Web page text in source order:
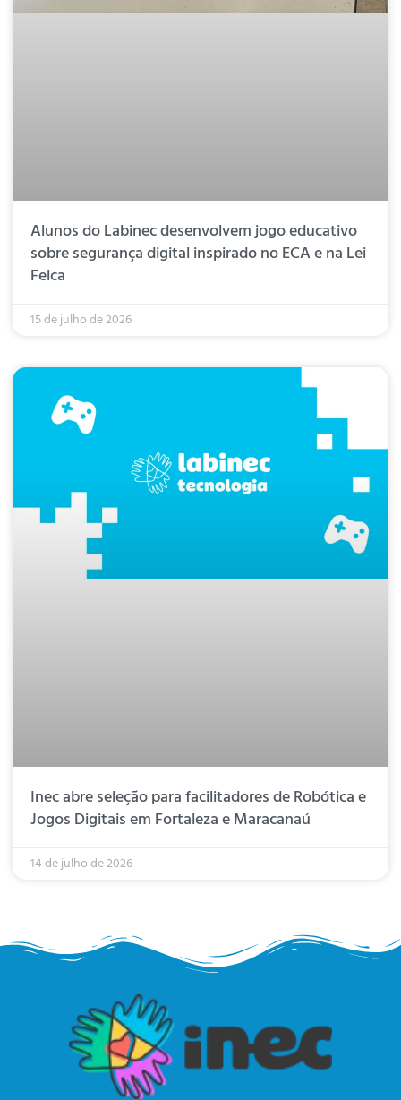
Alunos do Labinec desenvolvem jogo educativo
sobre segurança digital inspirado no ECA e na Lei
Felca
15 de julho de 2026
Inec abre seleção para facilitadores de Robótica e
Jogos Digitais em Fortaleza e Maracanaú
14 de julho de 2026